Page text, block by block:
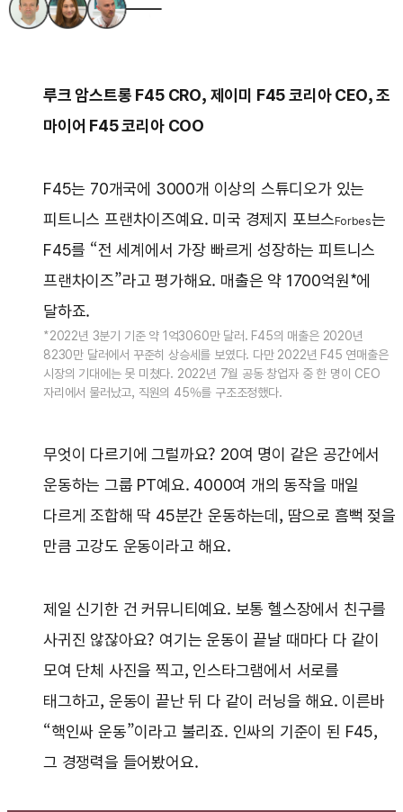
루크 암스트롱 F45 CRO, 제이미 F45 코리아 CEO, 조
마이어 F45 코리아 COO
F45는 70개국에 3000개 이상의 스튜디오가 있는
피트니스 프랜차이즈예요. 미국 경제지 포브스Forbes는
F45를 “전 세계에서 가장 빠르게 성장하는 피트니스
프랜차이즈”라고 평가해요. 매출은 약 1700억원*에
달하죠.
*2022년 3분기 기준 약 1억3060만 달러. F45의 매출은 2020년
8230만 달러에서 꾸준히 상승세를 보였다. 다만 2022년 F45 연매출은
시장의 기대에는 못 미쳤다. 2022년 7월 공동 창업자 중 한 명이 CEO
자리에서 물러났고, 직원의 45%를 구조조정했다.
무엇이 다르기에 그럴까요? 20여 명이 같은 공간에서
운동하는 그룹 PT예요. 4000여 개의 동작을 매일
다르게 조합해 딱 45분간 운동하는데, 땀으로 흠뻑 젖을
만큼 고강도 운동이라고 해요.
제일 신기한 건 커뮤니티예요. 보통 헬스장에서 친구를
사귀진 않잖아요? 여기는 운동이 끝날 때마다 다 같이
모여 단체 사진을 찍고, 인스타그램에서 서로를
태그하고, 운동이 끝난 뒤 다 같이 러닝을 해요. 이른바
“핵인싸 운동”이라고 불리죠. 인싸의 기준이 된 F45,
그 경쟁력을 들어봤어요.